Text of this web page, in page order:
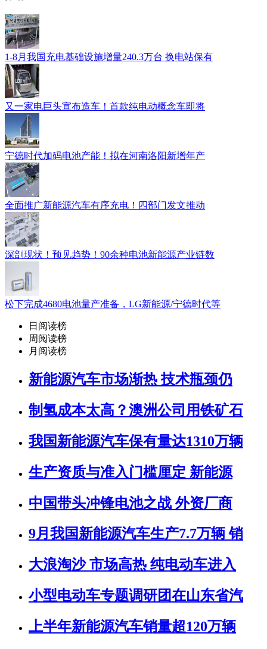
1-8月我国充电基础设施增量240.3万台 换电站保有
又一家电巨头宣布造车！首款纯电动概念车即将
宁德时代加码电池产能！拟在河南洛阳新增年产
全面推广新能源汽车有序充电！四部门发文推动
深剖现状！预见趋势！90余种电池新能源产业链数
松下完成4680电池量产准备，LG新能源/宁德时代等
日阅读榜
周阅读榜
月阅读榜
新能源汽车市场渐热 技术瓶颈仍
制氢成本太高？澳洲公司用铁矿石
我国新能源汽车保有量达1310万辆
生产资质与准入门槛厘定 新能源
中国带头冲锋电池之战 外资厂商
9月我国新能源汽车生产7.7万辆 销
大浪淘沙 市场高热 纯电动车进入
小型电动车专题调研团在山东省汽
上半年新能源汽车销量超120万辆